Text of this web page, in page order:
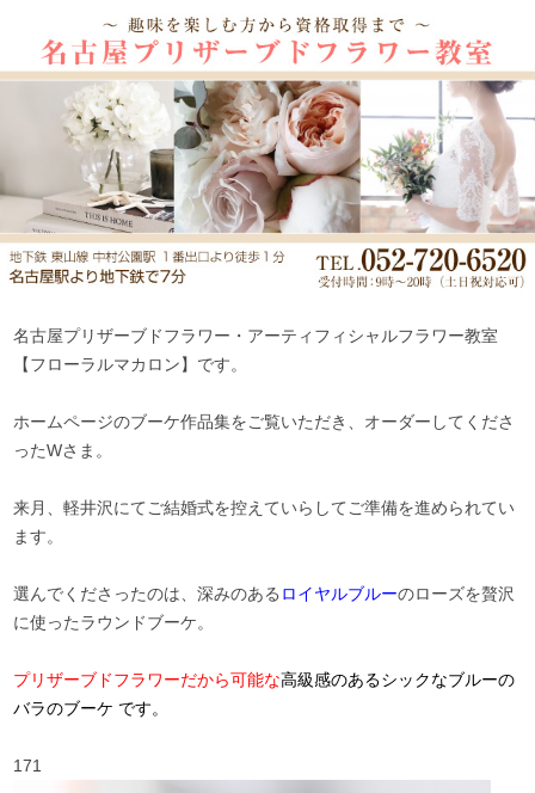
名古屋プリザーブドフラワー・アーティフィシャルフラワー教室
【フローラルマカロン】です。
ホームページのブーケ作品集をご覧いただき、オーダーしてくださ
ったWさま。
来月、軽井沢にてご結婚式を控えていらしてご準備を進められてい
ます。
選んでくださったのは、深みのある ロイヤルブルーのローズを贅沢
に使ったラウンドブーケ。
プリザーブドフラワーだから可能な高級感のあるシックなブルーの
バラのブーケ です。
171